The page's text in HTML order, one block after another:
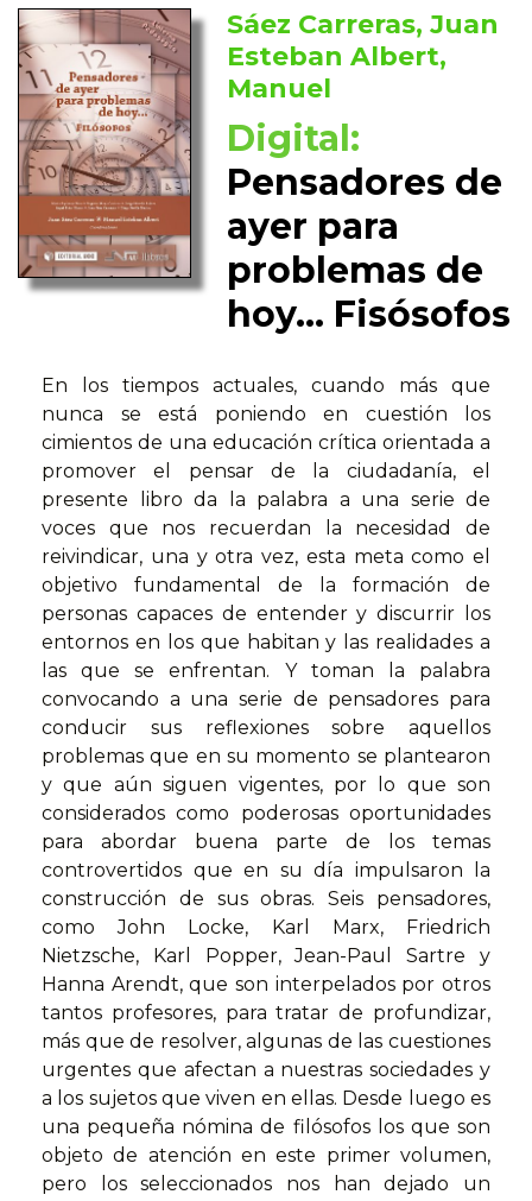
Sáez Carreras, Juan
Esteban Albert,
Manuel
Digital:
Pensadores de
ayer para
problemas de
hoy... Fisósofos
En los tiempos actuales, cuando más que
nunca se está poniendo en cuestión los
cimientos de una educación crítica orientada a
promover el pensar de la ciudadanía, el
presente libro da la palabra a una serie de
voces que nos recuerdan la necesidad de
reivindicar, una y otra vez, esta meta como el
objetivo fundamental de la formación de
personas capaces de entender y discurrir los
entornos en los que habitan y las realidades a
las que se enfrentan. Y toman la palabra
convocando a una serie de pensadores para
conducir sus reflexiones sobre aquellos
problemas que en su momento se plantearon
y que aún siguen vigentes, por lo que son
considerados como poderosas oportunidades
para abordar buena parte de los temas
controvertidos que en su día impulsaron la
construcción de sus obras. Seis pensadores,
como John Locke, Karl Marx, Friedrich
Nietzsche, Karl Popper, Jean-Paul Sartre y
Hanna Arendt, que son interpelados por otros
tantos profesores, para tratar de profundizar,
más que de resolver, algunas de las cuestiones
urgentes que afectan a nuestras sociedades y
a los sujetos que viven en ellas. Desde luego es
una pequeña nómina de filósofos los que son
objeto de atención en este primer volumen,
pero los seleccionados nos han dejado un